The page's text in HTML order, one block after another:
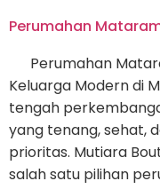
Perumahan
Perumahan
Keluarga Modern di
tengah
yang tenang, sehat,
prioritas. Mutiara
salah satu pilihan